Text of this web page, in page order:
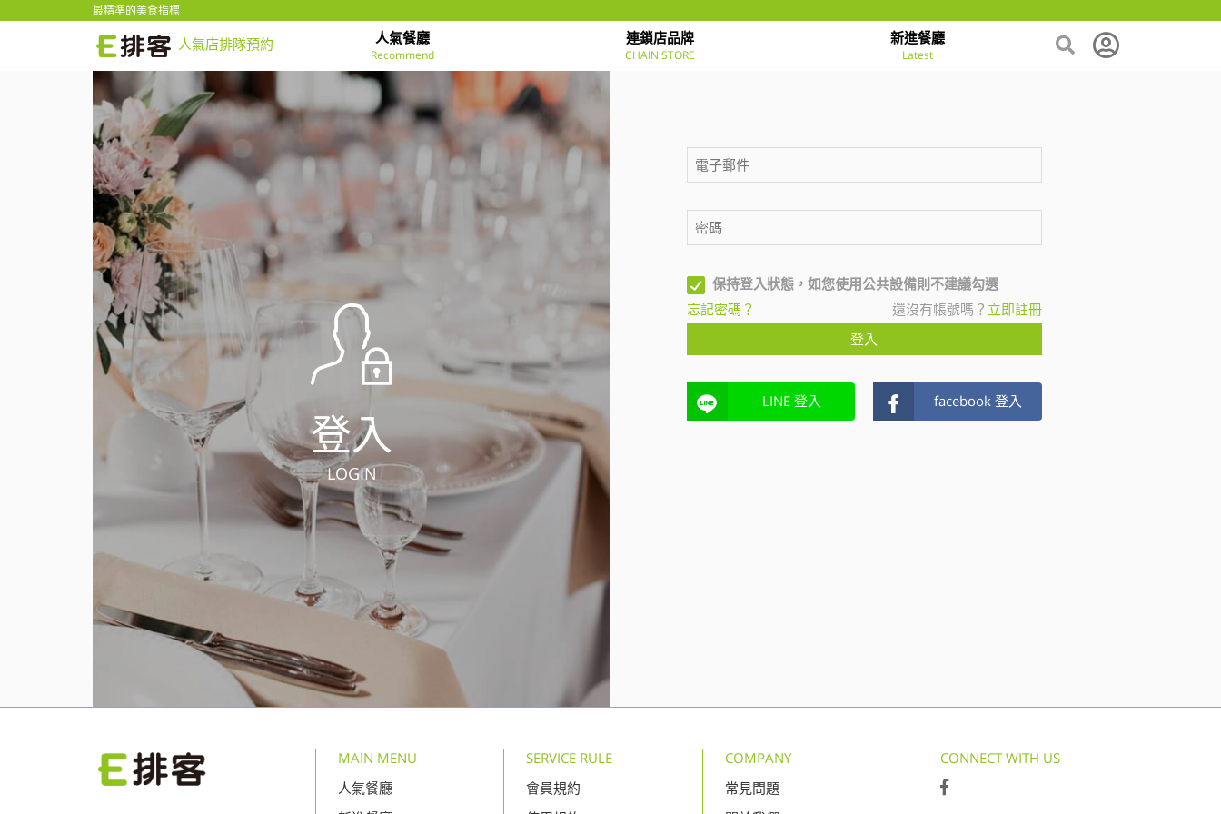
最精準的美食指標
人氣店排隊預約 人氣餐廳
Recommend
連鎖店品牌
CHAIN STORE
新進餐廳
Latest
登入
LOGIN
保持登入狀態，如您使用公共設備則不建議勾選
忘記密碼？
還沒有帳號嗎？ 立即註冊
登入
LINE 登入 facebook 登入
MAIN MENU
人氣餐廳
SERVICE RULE
會員規約
COMPANY
常見問題
CONNECT WITH US